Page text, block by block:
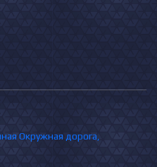
Окружная дорога,